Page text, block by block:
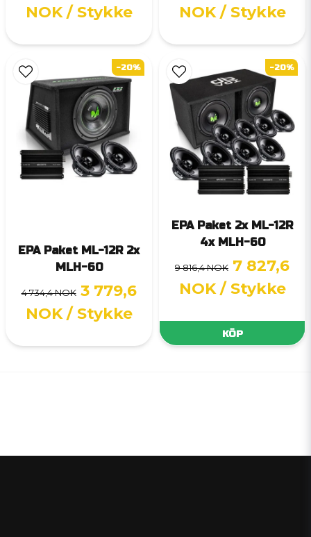
NOK / Stykke
NOK / Stykke
EPA Paket ML-12R 2x
MLH-60
4 734,4 NOK 3 779,6
NOK / Stykke
-20%
EPA Paket 2x ML-12R
4x MLH-60
9 816,4 NOK 7 827,6
NOK / Stykke
KÖP
-20%